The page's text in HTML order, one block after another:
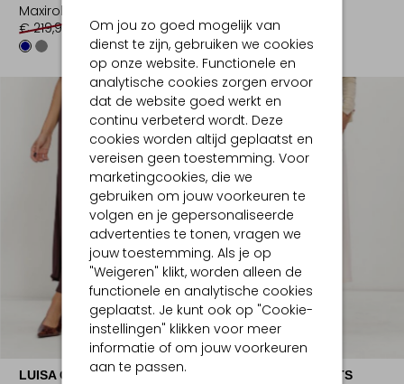
Om jou zo goed mogelijk van
dienst te zijn, gebruiken we cookies
op onze website. Functionele en
analytische cookies zorgen ervoor
dat de website goed werkt en
continu verbeterd wordt. Deze
cookies worden altijd geplaatst en
vereisen geen toestemming. Voor
marketingcookies, die we
gebruiken om jouw voorkeuren te
volgen en je gepersonaliseerde
advertenties te tonen, vragen we
jouw toestemming. Als je op
"Weigeren" klikt, worden alleen de
functionele en analytische cookies
geplaatst. Je kunt ook op "Cookie-
instellingen" klikken voor meer
informatie of om jouw voorkeuren
aan te passen.
Maxirok
€ 219,99
€ 153,99
€ 219,99
LUISA CERANO MARC CAIN SPORTS